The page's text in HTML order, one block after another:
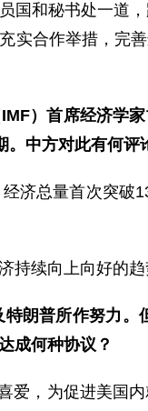
和秘书处一道，
实合作举措，完
）首席经济学
。中方对此有何评
济总量首次突
续向上向好的趋
朗普所作努力
成何种协议？
爱，为促进美国